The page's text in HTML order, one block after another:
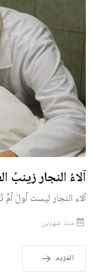
آلاءُ النجار
آلاء النجار ليست أولَ أمٍّ
منذ شهرين
المزيد